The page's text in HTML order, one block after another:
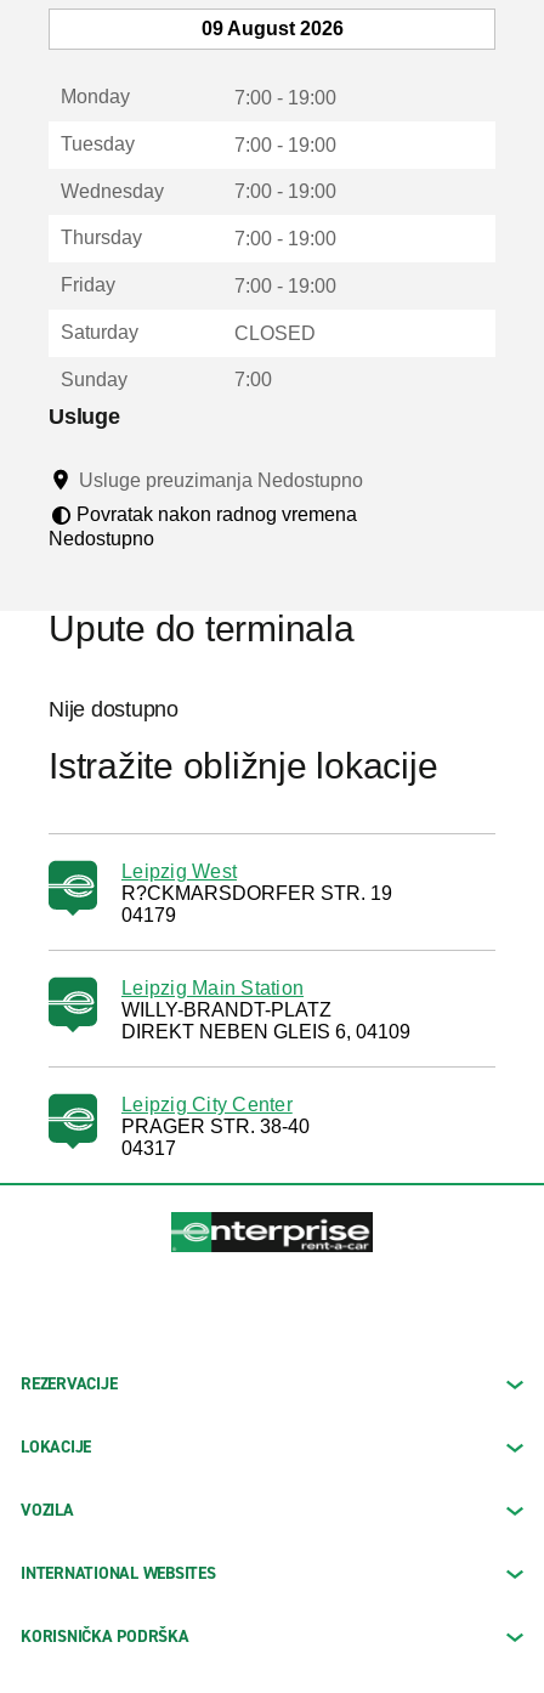
o
u
u
09 August 2026
Monday 7:00 - 19:00
Tuesday 7:00 - 19:00
Wednesday 7:00 - 19:00
Thursday 7:00 - 19:00
Friday 7:00 - 19:00
Saturday CLOSED
Sunday 7:00
Usluge
Usluge preuzimanja Nedostupno
Povratak nakon radnog vremena
Nedostupno
Upute do terminala
Nije dostupno
Istražite obližnje lokacije
Leipzig West
R?CKMARSDORFER STR. 19
04179
Leipzig Main Station
WILLY-BRANDT-PLATZ
DIREKT NEBEN GLEIS 6, 04109
Leipzig City Center
PRAGER STR. 38-40
04317
REZERVACIJE
LOKACIJE
VOZILA
INTERNATIONAL WEBSITES
KORISNIČKA PODRŠKA